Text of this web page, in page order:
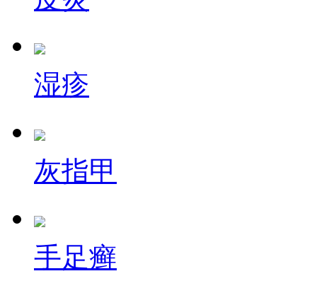
湿疹
灰指甲
手足癣